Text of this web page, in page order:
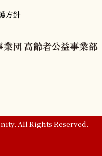
方針
All Rights Reserved.